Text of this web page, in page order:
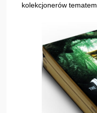
kolekcjonerów tematem.